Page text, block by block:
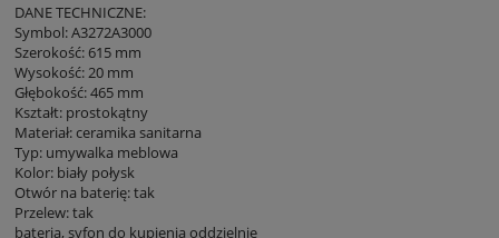
DANE TECHNICZNE:
Symbol: A3272A3000
Szerokość: 615 mm
Wysokość: 20 mm
Głębokość: 465 mm
Kształt: prostokątny
Materiał: ceramika sanitarna
Typ: umywalka meblowa
Kolor: biały połysk
Otwór na baterię: tak
Przelew: tak
bateria, syfon do kupienia oddzielnie